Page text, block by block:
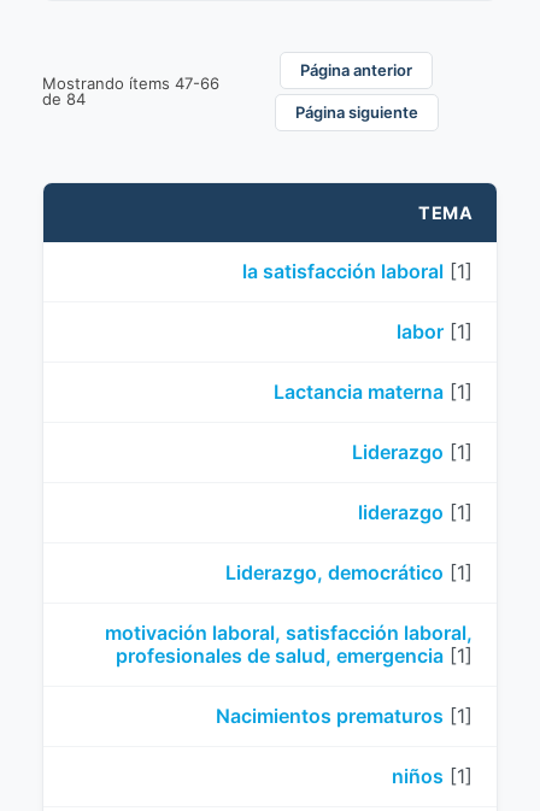
Mostrando ítems 47-66
de 84
Página anterior
Página siguiente
TEMA
la satisfacción laboral [1]
labor [1]
Lactancia materna [1]
Liderazgo [1]
liderazgo [1]
Liderazgo, democrático [1]
motivación laboral, satisfacción laboral,
profesionales de salud, emergencia [1]
Nacimientos prematuros [1]
niños [1]